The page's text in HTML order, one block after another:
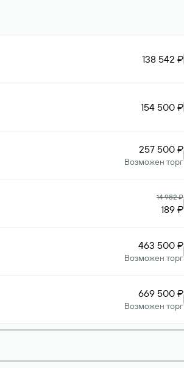
138 542 ₽
154 500 ₽
257 500 ₽
Возможен торг
14 982 ₽
189 ₽
463 500 ₽
Возможен торг
669 500 ₽
Возможен торг